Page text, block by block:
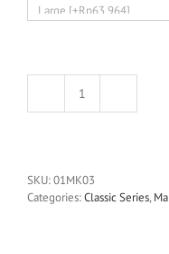
Martabak
SKU:01MK03
Categories:Classic Series,